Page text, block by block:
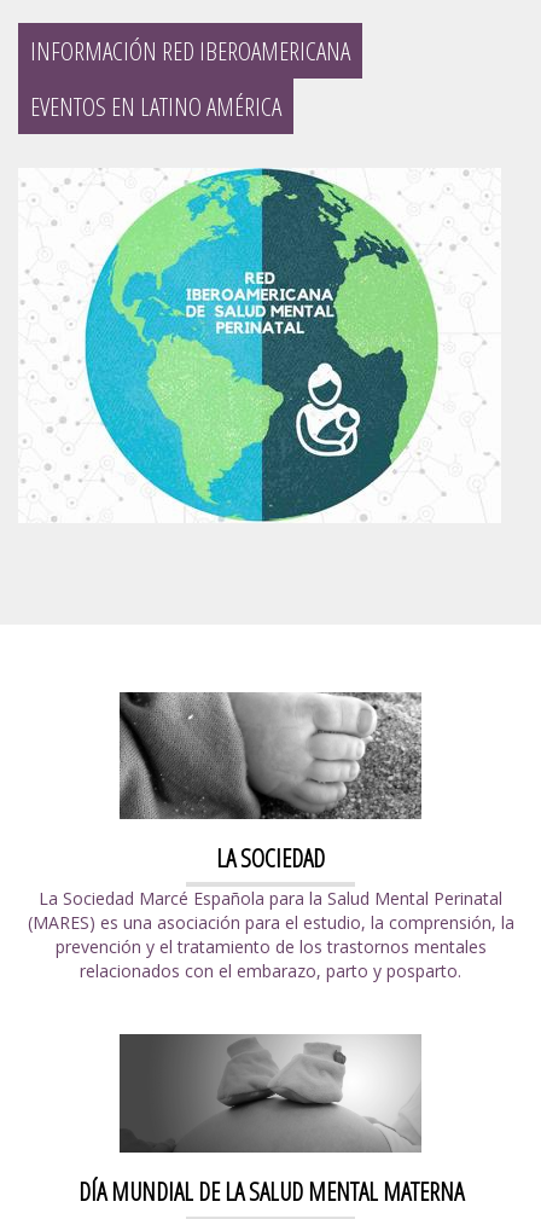
INFORMACIÓN RED IBEROAMERICANA
EVENTOS EN LATINO AMÉRICA
LA SOCIEDAD
La Sociedad Marcé Española para la Salud Mental Perinatal
(MARES) es una asociación para el estudio, la comprensión, la
prevención y el tratamiento de los trastornos mentales
relacionados con el embarazo, parto y posparto.
DÍA MUNDIAL DE LA SALUD MENTAL MATERNA